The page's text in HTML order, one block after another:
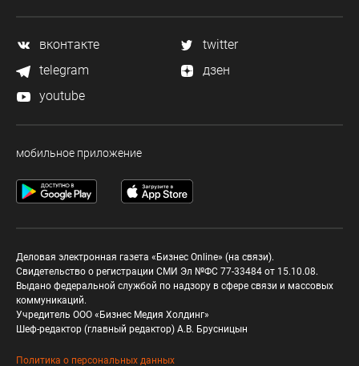
вконтакте
twitter
telegram
дзен
youtube
мобильное приложение
Деловая электронная газета «Бизнес Online» (на связи).
Свидетельство о регистрации СМИ Эл №ФС 77-33484 от 15.10.08.
Выдано федеральной службой по надзору в сфере связи и массовых
коммуникаций.
Учредитель ООО «Бизнес Медия Холдинг»
Шеф-редактор (главный редактор) А.В. Брусницын
Политика о персональных данных